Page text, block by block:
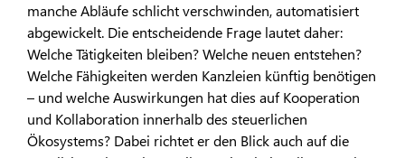
manche Abläufe schlicht verschwinden, automatisiert
abgewickelt. Die entscheidende Frage lautet daher:
Welche Tätigkeiten bleiben? Welche neuen entstehen?
Welche Fähigkeiten werden Kanzleien künftig benötigen
– und welche Auswirkungen hat dies auf Kooperation
und Kollaboration innerhalb des steuerlichen
Ökosystems? Dabei richtet er den Blick auch auf die